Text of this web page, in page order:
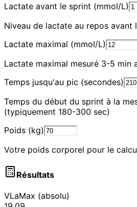
Lactate avant le sprint (mmol/L)
Niveau de lactate au repos avant
Lactate maximal (mmol/L)
Lactate maximal mesuré 3-5 min
Temps jusqu'au pic (secondes)
Temps du début du sprint à la
(typiquement 180-300 sec)
Poids (kg)
Votre poids corporel pour le
Résultats
VLaMax (absolu)